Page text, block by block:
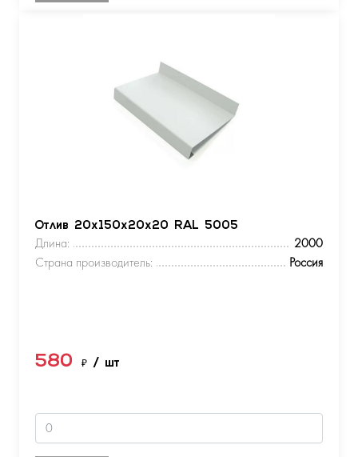
Отлив 20х150х20х20 RAL 5005
Длина:
2000
Страна производитель:
Россия
580 ₽ / шт